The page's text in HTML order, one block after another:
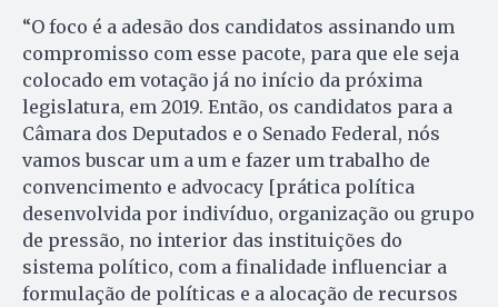
“O foco é a adesão dos candidatos assinando um
compromisso com esse pacote, para que ele seja
colocado em votação já no início da próxima
legislatura, em 2019. Então, os candidatos para a
Câmara dos Deputados e o Senado Federal, nós
vamos buscar um a um e fazer um trabalho de
convencimento e advocacy [prática política
desenvolvida por indivíduo, organização ou grupo
de pressão, no interior das instituições do
sistema político, com a finalidade influenciar a
formulação de políticas e a alocação de recursos